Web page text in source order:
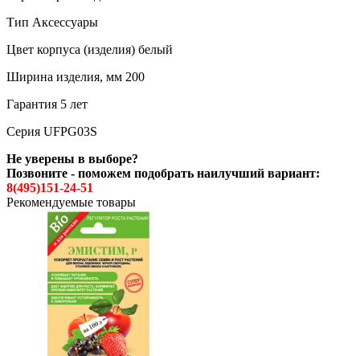
Тип Аксессуары
Цвет корпуса (изделия) белый
Ширина изделия, мм 200
Гарантия 5 лет
Серия UFPG03S
Не уверены в выборе?
Позвоните - поможем подобрать наилучший вариант:
8(495)151-24-51
Рекомендуемые товары